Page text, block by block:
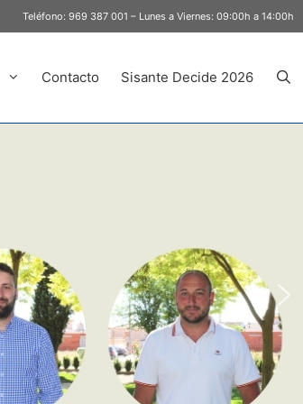
Teléfono: 969 387 001 – Lunes a Viernes: 09:00h a 14:00h
Contacto Sisante Decide 2026